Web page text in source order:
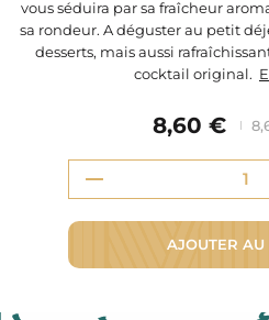
vous séduira par sa fraîcheur
sa rondeur. A déguster au petit
desserts, mais aussi
cocktail original.
8,60 €
AJOUTER AU